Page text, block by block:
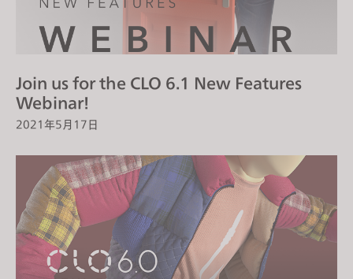
Join us for the CLO 6.1 New Features
Webinar!
2021年5月17日
Targeting
properly.
Reject All